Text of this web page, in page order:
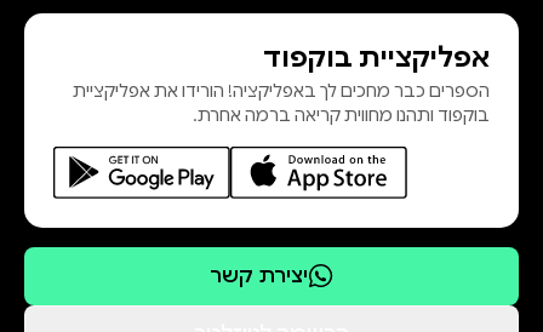
אפליקציית בוקפוד
הספרים כבר מחכים לך באפליקציה! הורידו את אפליקציית
בוקפוד ותהנו מחווית קריאה ברמה אחרת.
יצירת קשר